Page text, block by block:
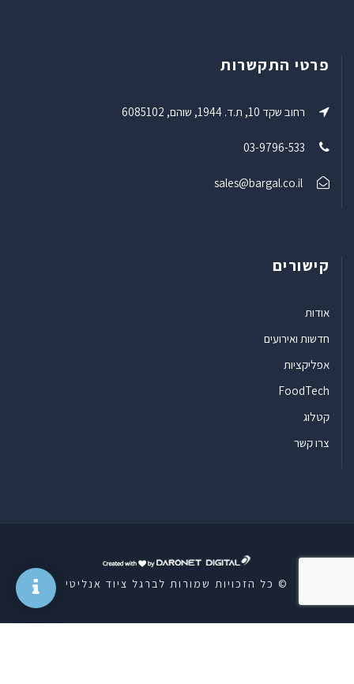
פרטי התקשרות
רחוב שקד 10, ת.ד. 1944, שוהם, 6085102
sales@bargal.co.il
קישורים
אודות
חדשות ואירועים
אפליקציות
FoodTech
קטלוג
צרו קשר
ד
ר
© כל הזכויות שמורות לברגל ציוד אנליטי